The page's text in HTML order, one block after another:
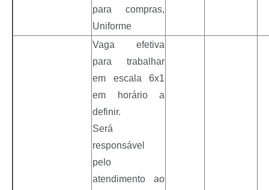
para compras,
Uniforme
Vaga efetiva
para trabalhar
em escala 6x1
em horário a
definir.
Será
responsável
pelo
atendimento ao